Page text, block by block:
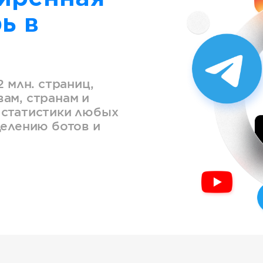
в
млн. страниц,
странам и
любых
ботов и